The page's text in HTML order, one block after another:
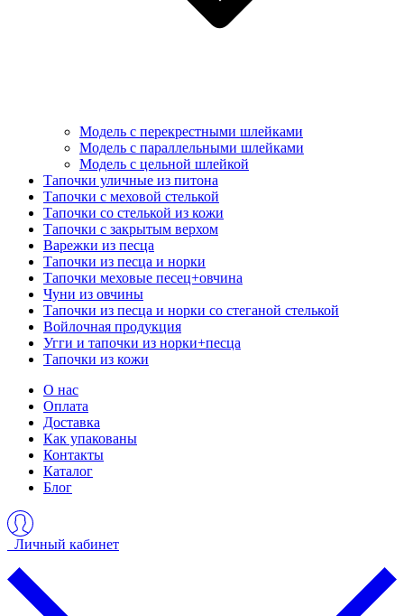
Модель с перекрестными шлейками
Модель с параллельными шлейками
Модель с цельной шлейкой
Тапочки уличные из питона
Тапочки с меховой стелькой
Тапочки со стелькой из кожи
Тапочки с закрытым верхом
Варежки из песца
Тапочки из песца и норки
Тапочки меховые песец+овчина
Чуни из овчины
Тапочки из песца и норки со стеганой стелькой
Войлочная продукция
Угги и тапочки из норки+песца
Тапочки из кожи
О нас
Оплата
Доставка
Как упакованы
Контакты
Каталог
Блог
Личный кабинет